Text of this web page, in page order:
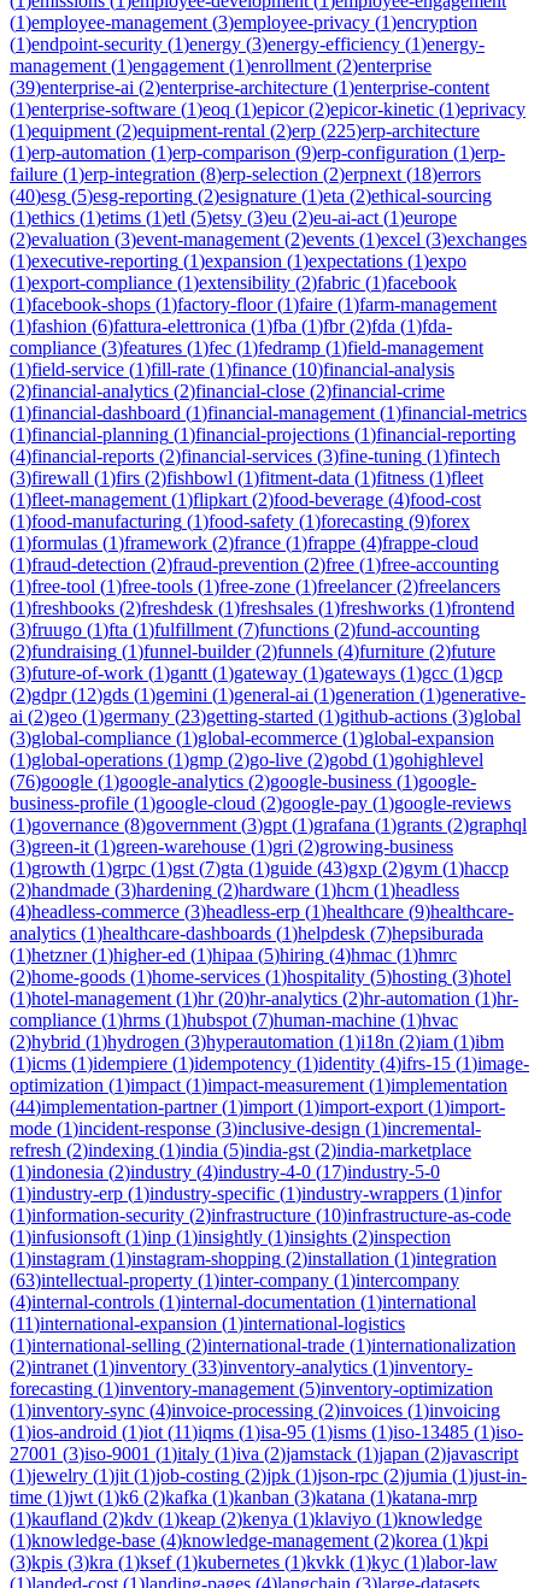
(1)employee-management (3)employee-privacy (1)encryption
(1)endpoint-security (1)energy (3)energy-efficiency (1)energy-
management (1)engagement (1)enrollment (2)enterprise
(39)enterprise-ai (2)enterprise-architecture (1)enterprise-content
(1)enterprise-software (1)eoq (1)epicor(2)epicor-kinetic (1)eprivacy
(1)equipment (2)equipment-rental (2)erp (225)erp-architecture
(1)erp-automation (1)erp-comparison (9)erp-configuration (1)erp-
failure (1)erp-integration (8)erp-selection (2)erpnext (18)errors
(40)esg (5)esg-reporting (2)esignature (1)eta (2)ethical-sourcing
(1)ethics (1)etims (1)etl (5)etsy (3)eu (2)eu-ai-act (1)europe
(2)evaluation (3)event-management (2)events (1)excel (3)exchanges
(1)executive-reporting (1)expansion (1)expectations (1)expo
(1)export-compliance (1)extensibility (2)fabric (1)facebook
(1)facebook-shops (1)factory-floor(1)faire (1)farm-management
(1)fashion (6)fattura-elettronica (1)fba (1)fbr(2)fda (1)fda-
compliance (3)features (1)fec (1)fedramp (1)field-management
(1)field-service (1)fill-rate (1)finance (10)financial-analysis
(2)financial-analytics (2)financial-close (2)financial-crime
(1)financial-dashboard (1)financial-management (1)financial-metrics
(1)financial-planning (1)financial-projections (1)financial-reporting
(4)financial-reports (2)financial-services (3)fine-tuning (1)fintech
(3)firewall (1)firs (2)fishbowl (1)fitment-data (1)fitness (1)fleet
(1)fleet-management (1)flipkart (2)food-beverage (4)food-cost
(1)food-manufacturing (1)food-safety (1)forecasting (9)forex
(1)formulas (1)framework (2)france (1)frappe (4)frappe-cloud
(1)fraud-detection (2)fraud-prevention (2)free (1)free-accounting
(1)free-tool (1)free-tools (1)free-zone (1)freelancer(2)freelancers
(1)freshbooks (2)freshdesk (1)freshsales (1)freshworks (1)frontend
(3)fruugo (1)fta (1)fulfillment (7)functions (2)fund-accounting
(2)fundraising (1)funnel-builder(2)funnels (4)furniture (2)future
(3)future-of-work (1)gantt (1)gateway (1)gateways (1)gcc (1)gcp
(2)gdpr(12)gds (1)gemini (1)general-ai (1)generation (1)generative-
ai (2)geo (1)germany (23)getting-started (1)github-actions (3)global
(3)global-compliance (1)global-ecommerce (1)global-expansion
(1)global-operations (1)gmp (2)go-live (2)gobd (1)gohighlevel
(76)google (1)google-analytics (2)google-business (1)google-
business-profile (1)google-cloud (2)google-pay (1)google-reviews
(1)governance (8)government (3)gpt (1)grafana (1)grants (2)graphql
(3)green-it (1)green-warehouse (1)gri (2)growing-business
(1)growth (1)grpc (1)gst (7)gta (1)guide (43)gxp (2)gym (1)haccp
(2)handmade (3)hardening (2)hardware (1)hcm (1)headless
(4)headless-commerce (3)headless-erp (1)healthcare (9)healthcare-
analytics (1)healthcare-dashboards (1)helpdesk (7)hepsiburada
(1)hetzner(1)higher-ed (1)hipaa (5)hiring (4)hmac (1)hmrc
(2)home-goods (1)home-services (1)hospitality (5)hosting (3)hotel
(1)hotel-management (1)hr(20)hr-analytics (2)hr-automation (1)hr-
compliance (1)hrms (1)hubspot (7)human-machine (1)hvac
(2)hybrid (1)hydrogen (3)hyperautomation (1)i18n (2)iam (1)ibm
(1)icms (1)idempiere (1)idempotency (1)identity (4)ifrs-15 (1)image-
optimization (1)impact (1)impact-measurement (1)implementation
(44)implementation-partner(1)import (1)import-export (1)import-
mode (1)incident-response (3)inclusive-design (1)incremental-
refresh (2)indexing (1)india (5)india-gst (2)india-marketplace
(1)indonesia (2)industry (4)industry-4-0 (17)industry-5-0
(1)industry-erp (1)industry-specific (1)industry-wrappers (1)infor
(1)information-security (2)infrastructure (10)infrastructure-as-code
(1)infusionsoft (1)inp (1)insightly (1)insights (2)inspection
(1)instagram (1)instagram-shopping (2)installation (1)integration
(63)intellectual-property (1)inter-company (1)intercompany
(4)internal-controls (1)internal-documentation (1)international
(11)international-expansion (1)international-logistics
(1)international-selling (2)international-trade (1)internationalization
(2)intranet (1)inventory (33)inventory-analytics (1)inventory-
forecasting (1)inventory-management (5)inventory-optimization
(1)inventory-sync (4)invoice-processing (2)invoices (1)invoicing
(1)ios-android (1)iot (11)iqms (1)isa-95 (1)isms (1)iso-13485 (1)iso-
27001 (3)iso-9001 (1)italy (1)iva (2)jamstack (1)japan (2)javascript
(1)jewelry (1)jit (1)job-costing (2)jpk (1)json-rpc (2)jumia (1)just-in-
time (1)jwt (1)k6 (2)kafka (1)kanban (3)katana (1)katana-mrp
(1)kaufland (2)kdv (1)keap (2)kenya (1)klaviyo (1)knowledge
(1)knowledge-base (4)knowledge-management (2)korea (1)kpi
(3)kpis (3)kra (1)ksef(1)kubernetes (1)kvkk (1)kyc (1)labor-law
(1)landed-cost (1)landing-pages (4)langchain (3)large-datasets